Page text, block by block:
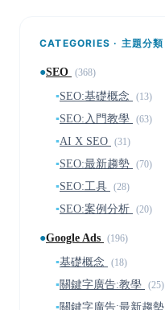
CATEGORIES · 主題分類
●SEO (368)
▪SEO:基礎概念 (13)
▪SEO:入門教學 (63)
▪AI X SEO (31)
▪SEO:最新趨勢 (70)
▪SEO:工具 (28)
▪SEO:案例分析 (20)
●Google Ads (196)
▪基礎概念 (18)
▪關鍵字廣告:教學 (25)
▪關鍵字廣告:最新趨勢